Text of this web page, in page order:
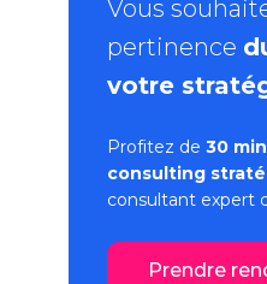
Vous
pertinence
votre
Profitez de 30
consulting
consultant expert
Prendre